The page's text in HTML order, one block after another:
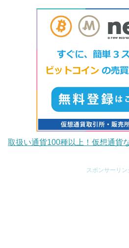
取扱い通貨100種以上！仮想通貨
スポンサーリン